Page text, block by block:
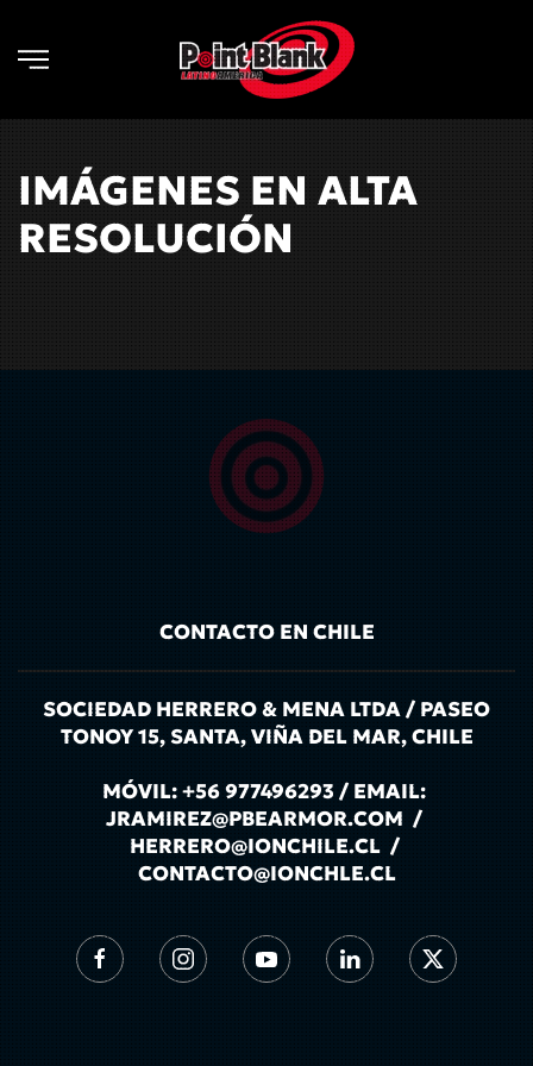
Skip to main content
IMÁGENES EN ALTA
RESOLUCIÓN
CONTACTO EN CHILE
SOCIEDAD HERRERO & MENA LTDA / PASEO
TONOY 15, SANTA, VIÑA DEL MAR, CHILE
MÓVIL: +56 977496293 / EMAIL:
JRAMIREZ@PBEARMOR.COM /
HERRERO@IONCHILE.CL /
CONTACTO@IONCHLE.CL